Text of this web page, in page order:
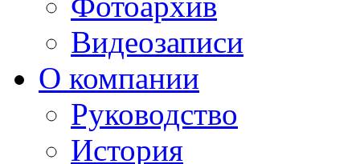
Видеозаписи
О компании
Руководство
История